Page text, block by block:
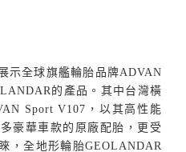
示全球旗艦輪胎品牌ADVAN
的產品。其中台灣橫
Sport V107 ，以其高性能
豪華車款的原廠配胎，更受
，全地形輪胎GEOLANDAR